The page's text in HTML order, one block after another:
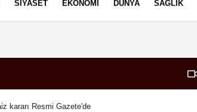
SIYASET EKONOMI DÜNYA SAĞLIK
kararı Resmi Gazete'de